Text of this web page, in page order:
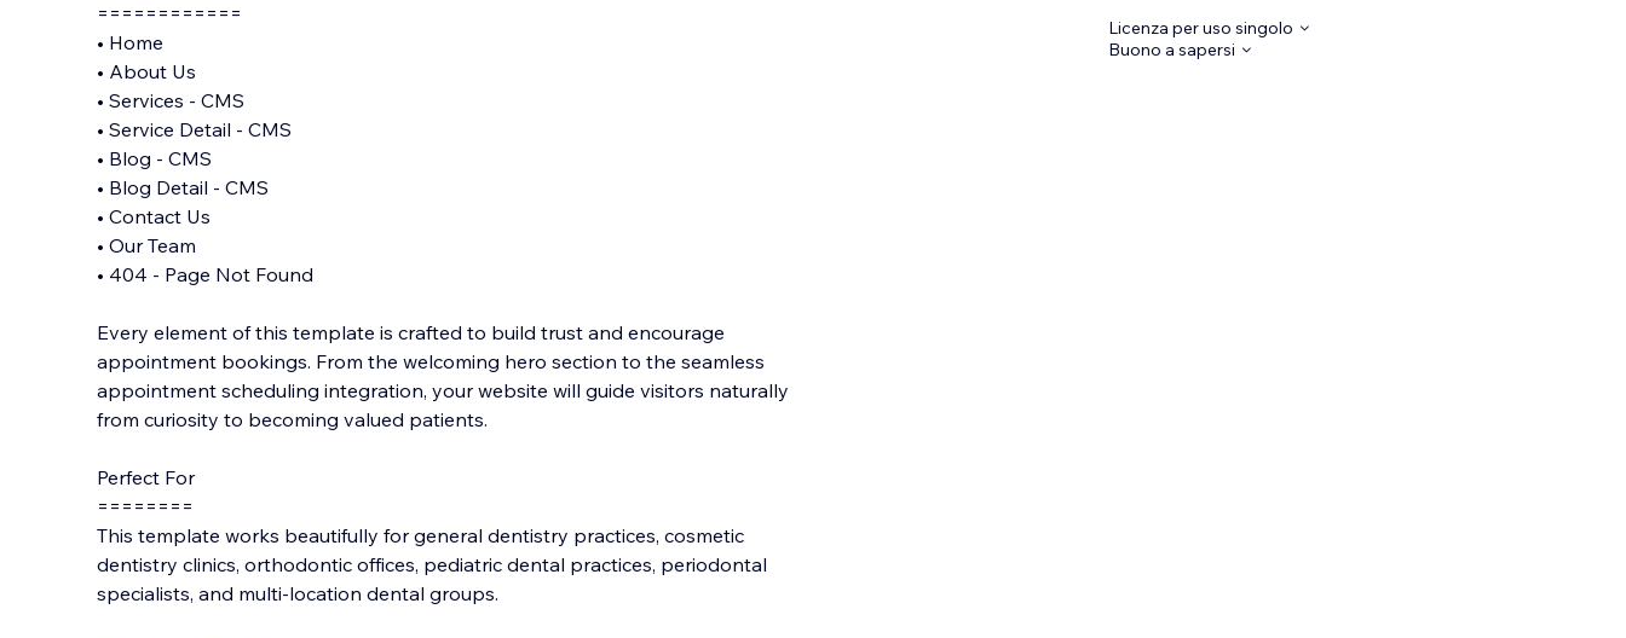
============
• Home
• About Us
• Services - CMS
• Service Detail - CMS
• Blog - CMS
• Blog Detail - CMS
• Contact Us
• Our Team
• 404 - Page Not Found
Every element of this template is crafted to build trust and encourage
appointment bookings. From the welcoming hero section to the seamless
appointment scheduling integration, your website will guide visitors naturally
from curiosity to becoming valued patients.
Perfect For
========
This template works beautifully for general dentistry practices, cosmetic
dentistry clinics, orthodontic offices, pediatric dental practices, periodontal
specialists, and multi-location dental groups.
Licenza per uso singolo
Buono a sapersi